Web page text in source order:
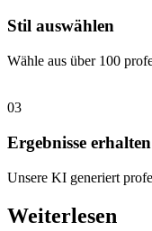
Stil auswählen
Wähle aus über 100
03
Ergebnisse erhalten
Unsere KI generiert
Weiterlesen